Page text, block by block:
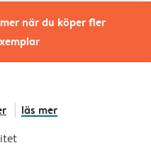
när du köper fler
läs mer